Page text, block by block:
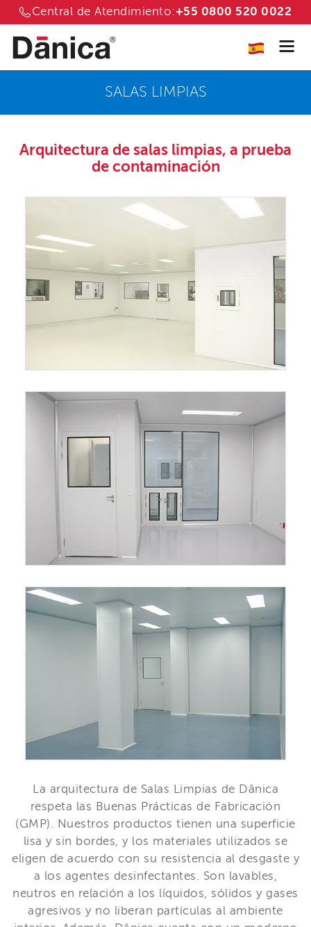
Central de Atendimiento:+55 0800 520 0022
SALAS LIMPIAS
Arquitectura de salas limpias, a prueba
de contaminación
La arquitectura de Salas Limpias de Dânica
respeta las Buenas Prácticas de Fabricación
(GMP). Nuestros productos tienen una superficie
lisa y sin bordes, y los materiales utilizados se
eligen de acuerdo con su resistencia al desgaste y
a los agentes desinfectantes. Son lavables,
neutros en relación a los líquidos, sólidos y gases
agresivos y no liberan partículas al ambiente